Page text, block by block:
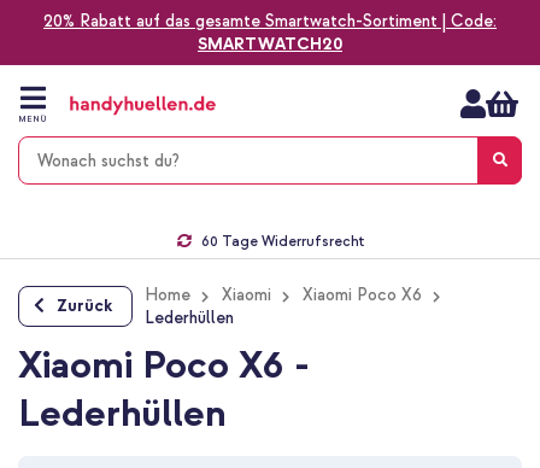
20% Rabatt auf das gesamte Smartwatch-Sortiment | Code:
SMARTWATCH20
Zum
Inhalt
springen
MENÜ
60 Tage Widerrufsrecht
Zurück
Home Xiaomi
Xiaomi Poco X6
Lederhüllen
Xiaomi Poco X6 -
Lederhüllen